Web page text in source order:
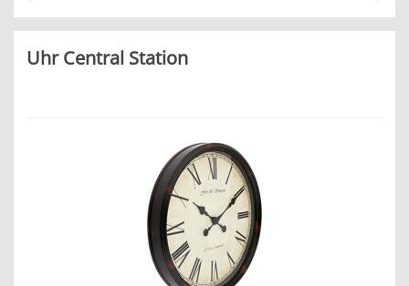
Uhr Central Station